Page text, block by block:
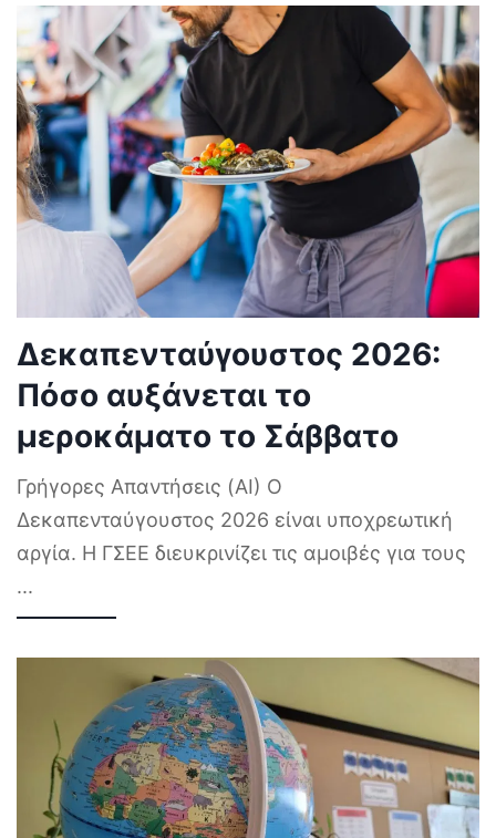
Δεκαπενταύγουστος 2026:
Πόσο αυξάνεται το
μεροκάματο το Σάββατο
Γρήγορες Απαντήσεις (AI) Ο
Δεκαπενταύγουστος 2026 είναι υποχρεωτική
αργία. Η ΓΣΕΕ διευκρινίζει τις αμοιβές για τους
...